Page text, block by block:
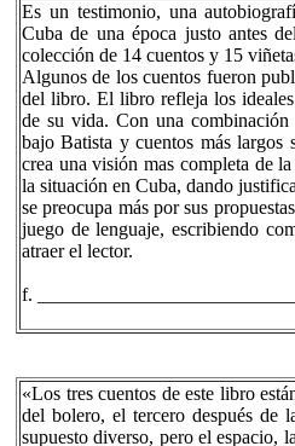
Es un testimonio, una
Cuba de una época justo antes
colección de 14 cuentos y 15
Algunos de los cuentos fueron
del libro. El libro refleja los
de su vida. Con una
bajo Batista y cuentos más largos
crea una visión mas completa de
la situación en Cuba, dando
se preocupa más por sus
juego de lenguaje, escribiendo
atraer el lector.
f.
«Los tres cuentos de este libro
del bolero, el tercero después de
supuesto diverso, pero el espacio,